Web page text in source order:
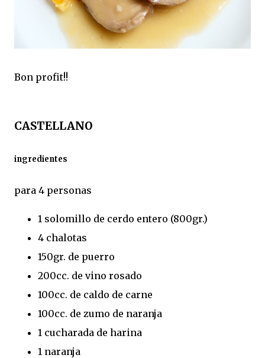
Bon profit!!
CASTELLANO
ingredientes
para 4 personas
1 solomillo de cerdo entero (800gr.)
4 chalotas
150gr. de puerro
200cc. de vino rosado
100cc. de caldo de carne
100cc. de zumo de naranja
1 cucharada de harina
1 naranja